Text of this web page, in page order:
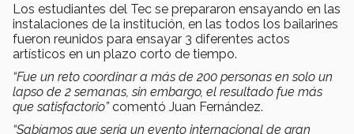
Los estudiantes del Tec se prepararon ensayando en las
instalaciones de la institución, en las todos los bailarines
fueron reunidos para ensayar 3 diferentes actos
artísticos en un plazo corto de tiempo.
“Fue un reto coordinar a más de 200 personas en solo un
lapso de 2 semanas, sin embargo, el resultado fue más
que satisfactorio”comentó Juan Fernández.
“Sabíamos que sería un evento internacional de gran